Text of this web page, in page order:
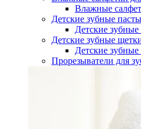
Влажные
Детские зубные
Детские
Детские зубные
Детские
Прорезыватели для